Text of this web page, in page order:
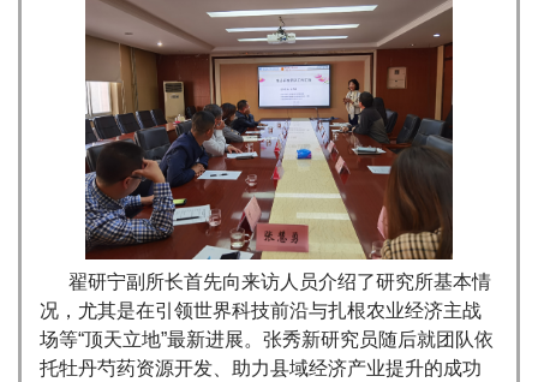
翟研宁副所长首先向来访人员介绍了研究所基本情
况，尤其是在引领世界科技前沿与扎根农业经济主战
场等“顶天立地”最新进展。张秀新研究员随后就团队依
托牡丹芍药资源开发、助力县域经济产业提升的成功